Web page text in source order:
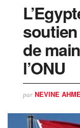
de
l’ONU
par NEVINE